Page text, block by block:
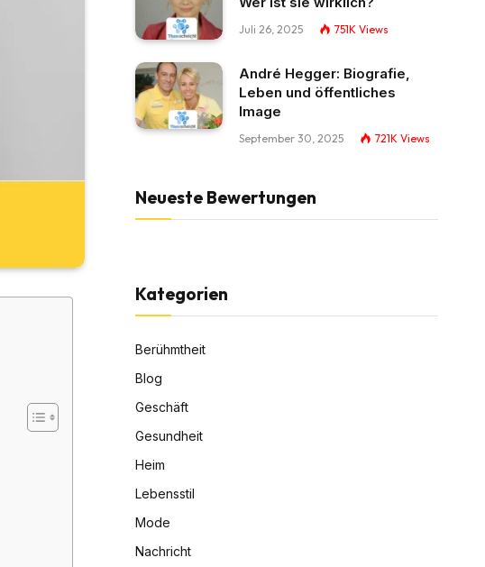
Juli 26, 2025 751K Views
André Hegger: Biografie,
Leben und öffentliches
Image
September 30, 2025 721K Views
Neueste Bewertungen
Kategorien
Berühmtheit
Blog
Geschäft
Gesundheit
Heim
Lebensstil
Mode
Nachricht